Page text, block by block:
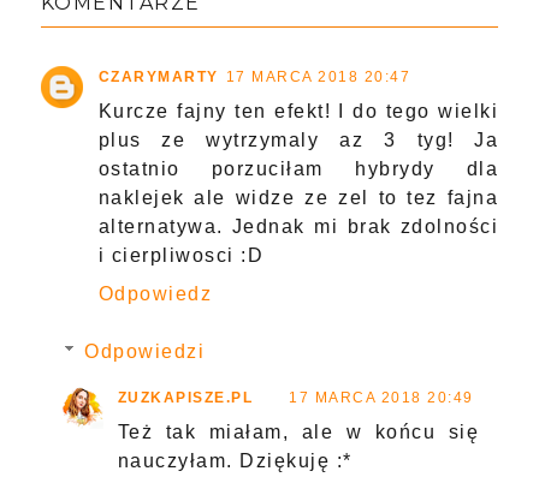
CZARYMARTY 17 MARCA 2018 20:47
Kurcze fajny ten efekt! I do tego wielki
plus ze wytrzymaly az 3 tyg! Ja
ostatnio porzuciłam hybrydy dla
naklejek ale widze ze zel to tez fajna
alternatywa. Jednak mi brak zdolności
i cierpliwosci :D
Odpowiedz
Odpowiedzi
ZUZKAPISZE.PL 17 MARCA 2018 20:49
Też tak miałam, ale w końcu się
nauczyłam. Dziękuję :*